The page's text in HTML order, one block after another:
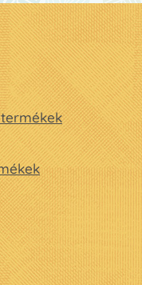
termékek